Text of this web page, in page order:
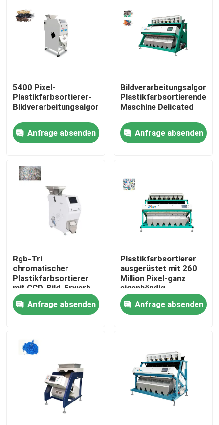
Haus
Produkte
Über uns
Fabrik-Ausflug
Qualitätskontrolle
Treten Sie mit uns in Verbindung
Fordern Sie ein Zitat
Reisfarbsortierer
5400 Pixel-
Plastikfarbsortierer-
Bildverarbeitungsalgorithmen
Anfrage absenden
Plastikfarbsortierende
Maschine Delicated
Anfrage absenden
Rgb-Tri
chromatischer
Plastikfarbsortierer
mit CCD-Bild-Erwerb
Anfrage absenden
Plastikfarbsortierer
ausgerüstet mit 260
Million Pixel-ganz
eigenhändig
geschrieber greller
KameraAnfrage absenden